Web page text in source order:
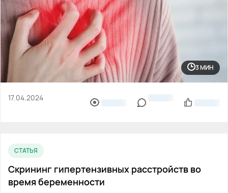
3 МИН
17.04.2024
СТАТЬЯ
Скрининг гипертензивных расстройств во
время беременности